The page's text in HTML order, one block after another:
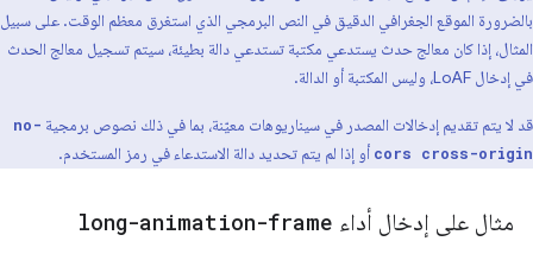
بالضرورة الموقع الجغرافي الدقيق في النص البرمجي الذي استغرق معظم الوقت. على سبيل
المثال، إذا كان معالج حدث يستدعي مكتبة تستدعي دالة بطيئة، سيتم تسجيل معالج الحدث
في إدخال LoAF، وليس المكتبة أو الدالة.
قد لا يتم تقديم إدخالات المصدر في سيناريوهات معيّنة، بما في ذلك نصوص برمجية no-
cors cross-origin أو إذا لم يتم تحديد دالة الاستدعاء في رمز المستخدم.
مثال على إدخال أداء long-animation-frame